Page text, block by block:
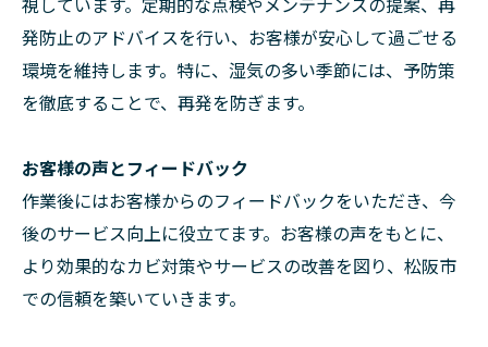
発防止のアドバイスを行い、お客様が安心して過ごせる
環境を維持します。特に、湿気の多い季節には、予防策
を徹底することで、再発を防ぎます。
お客様の声とフィードバック
作業後にはお客様からのフィードバックをいただき、今
後のサービス向上に役立てます。お客様の声をもとに、
より効果的なカビ対策やサービスの改善を図り、松阪市
での信頼を築いていきます。